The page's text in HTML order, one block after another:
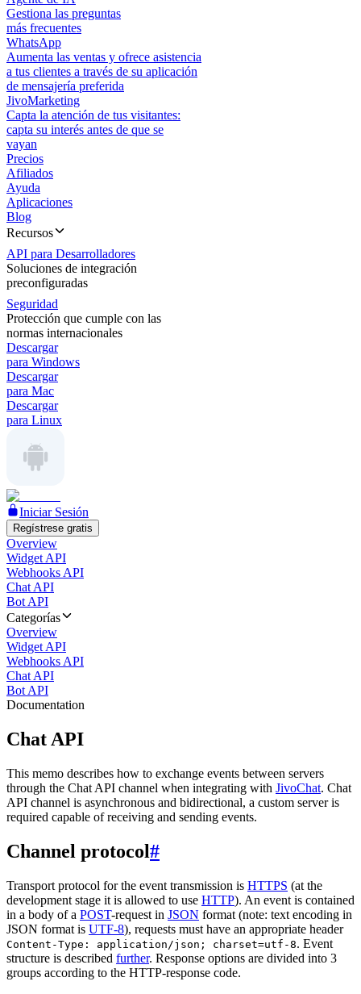
Gestiona las preguntas
más frecuentes
WhatsApp
Aumenta las ventas y ofrece asistencia
a tus clientes a través de su aplicación
de mensajería preferida
JivoMarketing
Capta la atención de tus visitantes:
capta su interés antes de que se
vayan
Precios
Afiliados
Ayuda
Aplicaciones
Blog
Recursos
API para Desarrolladores
Soluciones de integración
preconfiguradas
Seguridad
Protección que cumple con las
normas internacionales
Descargar
para Windows
Descargar
para Mac
Descargar
para Linux
Iniciar Sesión
Regístrese gratis
Overview
Widget API
Webhooks API
Chat API
Bot API
Categorías
Overview
Widget API
Webhooks API
Chat API
Bot API
Documentation
Chat API
This memo describes how to exchange events between servers
through the Chat API channel when integrating with JivoChat. Chat
API channel is asynchronous and bidirectional, a custom server is
required capable of receiving and sending events.
Channel protocol#
Transport protocol for the event transmission is HTTPS (at the
development stage it is allowed to use HTTP). An event is contained
in a body of a POST-request in JSON format (note: text encoding in
JSON format is UTF-8), requests must have an appropriate header
Content-Type: application/json; charset=utf-8. Event
structure is described further. Response options are divided into 3
groups according to the HTTP-response code.